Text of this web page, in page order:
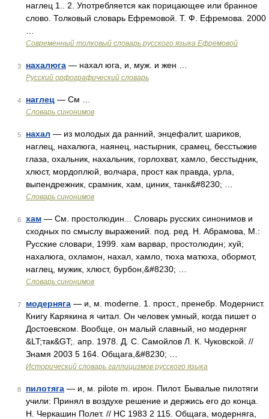
наглец 1.. 2. Употребляется как порицающее или бранное
слово. Толковый словарь Ефремовой. Т. Ф. Ефремова. 2000
Современный толковый словарь русского языка Ефремовой
3 нахалюга — нахал юга, и, муж. и жен …
Русский орфографический словарь
4 наглец — См …
Словарь синонимов
5 нахал — из молодых да ранний, энцефалит, шариков,
наглец, нахалюга, наянец, настырник, срамец, бесстыжие
глаза, охальник, нахальник, горлохват, хамло, бесстыдник,
хлюст, мордоплюй, волчара, прост как правда, урла,
выпендрежник, срамник, хам, циник, танк&#8230; …
Словарь синонимов
6 хам — См. простолюдин... Словарь русских синонимов и
сходных по смыслу выражений. под. ред. Н. Абрамова, М.:
Русские словари, 1999. хам варвар, простолюдин; хуй;
нахалюга, охламон, нахал, хамло, тюха матюха, обормот,
наглец, мужик, хлюст, бурбон,&#8230; …
Словарь синонимов
7 модерняга — и, м. moderne. 1. прост., пренебр. Модернист.
Книгу Карякина я читал. Он человек умный, когда пишет о
Достоевском. Вообще, он малый славный, но модерняг
&LT;так&GT;. апр. 1978. Д. С. Самойлов Л. К. Чуковской. //
Знамя 2003 5 164. Общага,&#8230; …
Исторический словарь галлицизмов русского языка
8 пилотяга — и, м. pilote m. ирон. Пилот. Бывалые пилотяги
учили: Принял в воздухе решение и держись его до конца.
Н. Черкашин Полет. // НС 1983 2 115. Общага, модерняга,